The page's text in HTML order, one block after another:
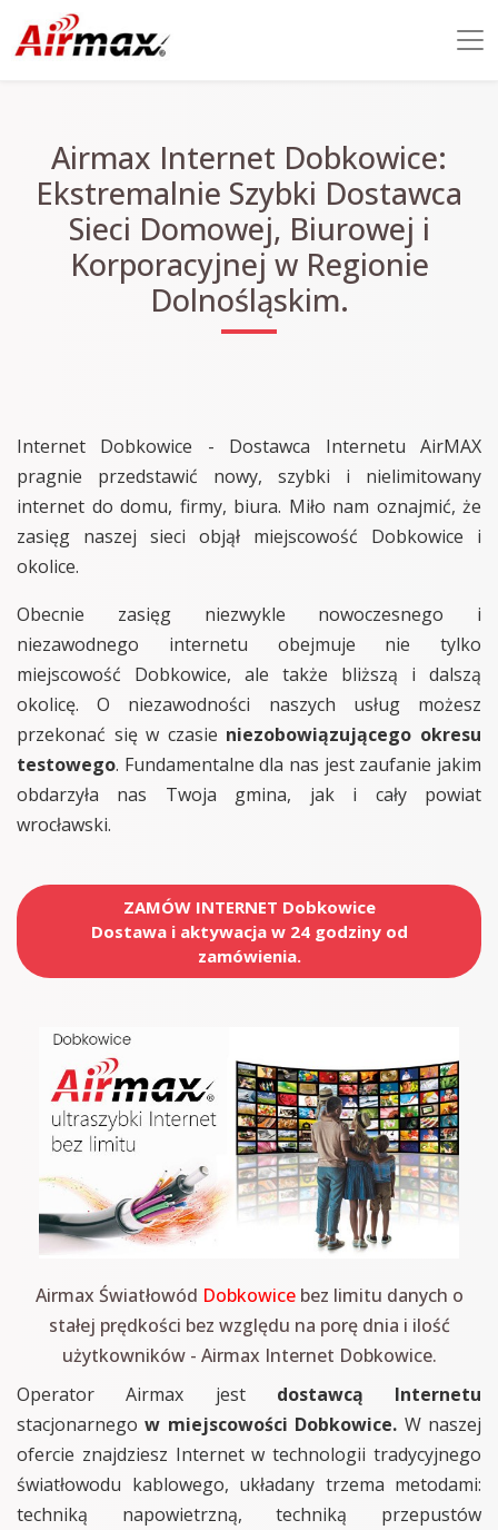
Airmax Internet Dobkowice:
Ekstremalnie Szybki Dostawca
Sieci Domowej, Biurowej i
Korporacyjnej w Regionie
Dolnośląskim.
Internet Dobkowice - Dostawca Internetu AirMAX
pragnie przedstawić nowy, szybki i nielimitowany
internet do domu, firmy, biura. Miło nam oznajmić, że
zasięg naszej sieci objął miejscowość Dobkowice i
okolice.
Obecnie zasięg niezwykle nowoczesnego i
niezawodnego internetu obejmuje nie tylko
miejscowość Dobkowice, ale także bliższą i dalszą
okolicę. O niezawodności naszych usług możesz
przekonać się w czasie niezobowiązującego okresu
testowego. Fundamentalne dla nas jest zaufanie jakim
obdarzyła nas Twoja gmina, jak i cały powiat
wrocławski.
ZAMÓW INTERNET Dobkowice
Dostawa i aktywacja w 24 godziny od
zamówienia.
Airmax Światłowód Dobkowicebez limitu danych o
stałej prędkości bez względu na porę dnia i ilość
użytkowników - Airmax Internet Dobkowice.
Operator Airmax jest dostawcą Internetu
stacjonarnegow miejscowości Dobkowice. W naszej
ofercie znajdziesz Internet w technologii tradycyjnego
światłowodu kablowego, układany trzema metodami:
techniką napowietrzną, techniką przepustów